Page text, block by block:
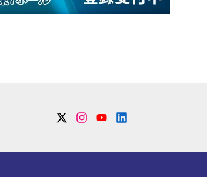
TwitterInstagram
YouTubeLinkdin